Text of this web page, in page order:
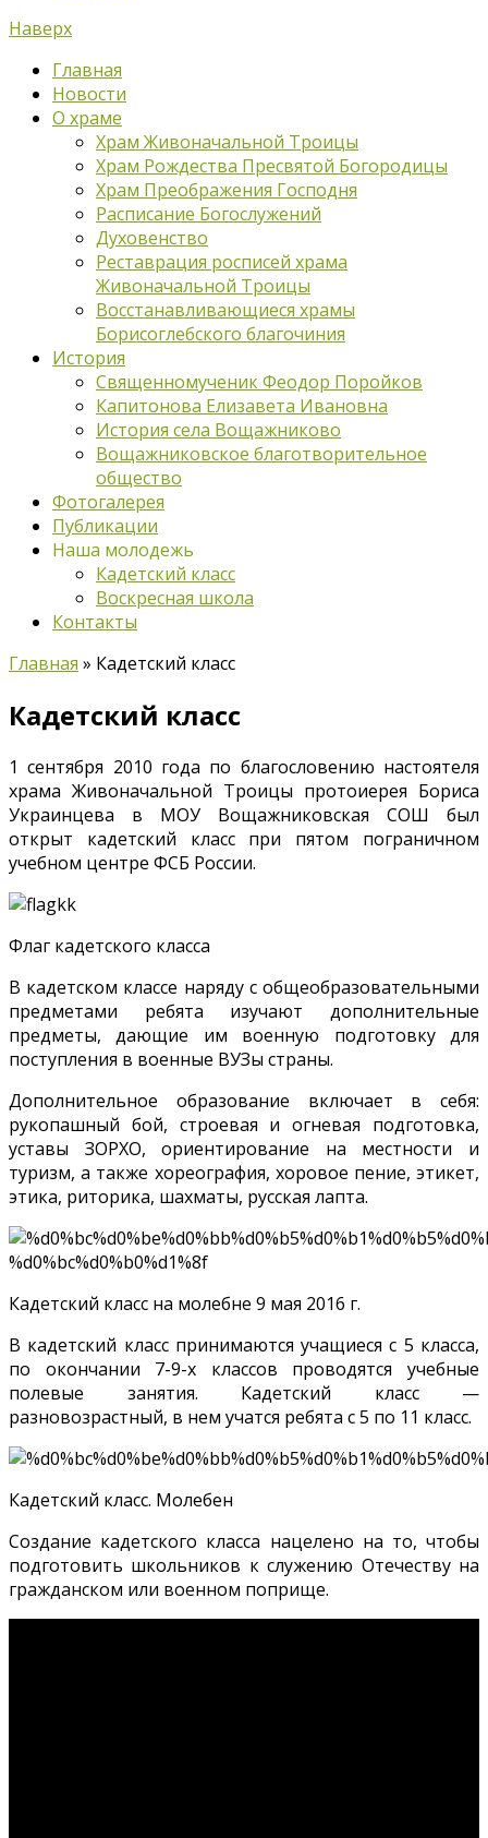
Наверх
Главная
Новости
О храме
Храм Живоначальной Троицы
Храм Рождества Пресвятой Богородицы
Храм Преображения Господня
Расписание Богослужений
Духовенство
Реставрация росписей храма
Живоначальной Троицы
Восстанавливающиеся храмы
Борисоглебского благочиния
История
Священномученик Феодор Поройков
Капитонова Елизавета Ивановна
История села Вощажниково
Вощажниковское благотворительное
общество
Фотогалерея
Публикации
Наша молодежь
Кадетский класс
Воскресная школа
Контакты
Главная » Кадетский класс
Кадетский класс
1 сентября 2010 года по благословению настоятеля
храма Живоначальной Троицы протоиерея Бориса
Украинцева в МОУ Вощажниковская СОШ был
открыт кадетский класс при пятом пограничном
учебном центре ФСБ России.
Флаг кадетского класса
В кадетском классе наряду с общеобразовательными
предметами ребята изучают дополнительные
предметы, дающие им военную подготовку для
поступления в военные ВУЗы страны.
Дополнительное образование включает в себя:
рукопашный бой, строевая и огневая подготовка,
уставы ЗОРХО, ориентирование на местности и
туризм, а также хореография, хоровое пение, этикет,
этика, риторика, шахматы, русская лапта.
Кадетский класс на молебне 9 мая 2016 г.
В кадетский класс принимаются учащиеся с 5 класса,
по окончании 7-9-х классов проводятся учебные
полевые занятия. Кадетский класс —
разновозрастный, в нем учатся ребята с 5 по 11 класс.
Кадетский класс. Молебен
Создание кадетского класса нацелено на то, чтобы
подготовить школьников к служению Отечеству на
гражданском или военном поприще.